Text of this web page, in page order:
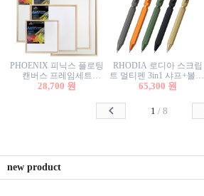
PHOENIX 피닉스 플로팅
캔버스 프레임세트
50x50cm/액자캔버스/인테
28,700 원
RHODIA 로디아 스크립
트 멀티펜 3in1 샤프+볼펜/
무광택 알루미늄 육각배
65,300 원
1 / 8
new product